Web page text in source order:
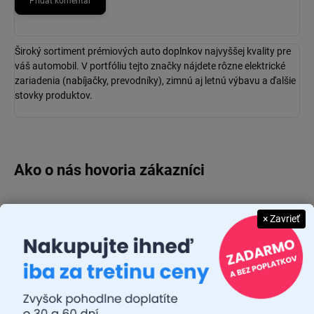
Široký sortiment prémiových auto doplnkov najvyššej kvality pre
váš automobil. V portfóliu tejto značky nájdete rôzne elektrické
zariadenia (nabíjačky, prevodníky), zimnú aj letnú výbavu a ďalšie
stovky produktov.
26.7.2026
Rýchlosť dodania a zatiaľ funkčný tovar.
× Zavrieť